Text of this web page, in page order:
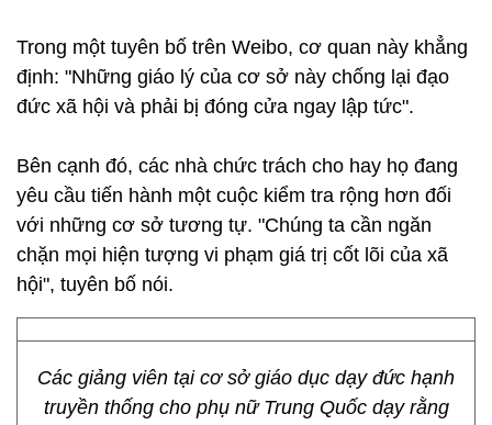
Trong một tuyên bố trên Weibo, cơ quan này khẳng
định: "Những giáo lý của cơ sở này chống lại đạo
đức xã hội và phải bị đóng cửa ngay lập tức".
Bên cạnh đó, các nhà chức trách cho hay họ đang
yêu cầu tiến hành một cuộc kiểm tra rộng hơn đối
với những cơ sở tương tự. "Chúng ta cần ngăn
chặn mọi hiện tượng vi phạm giá trị cốt lõi của xã
hội", tuyên bố nói.
Các giảng viên tại cơ sở giáo dục dạy đức hạnh
truyền thống cho phụ nữ Trung Quốc dạy rằng